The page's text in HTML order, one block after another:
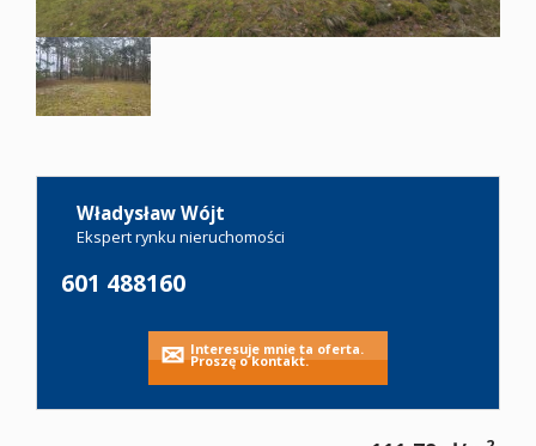
Władysław Wójt
Ekspert rynku nieruchomości
601 488160
Interesuje mnie ta oferta.
Proszę o kontakt.